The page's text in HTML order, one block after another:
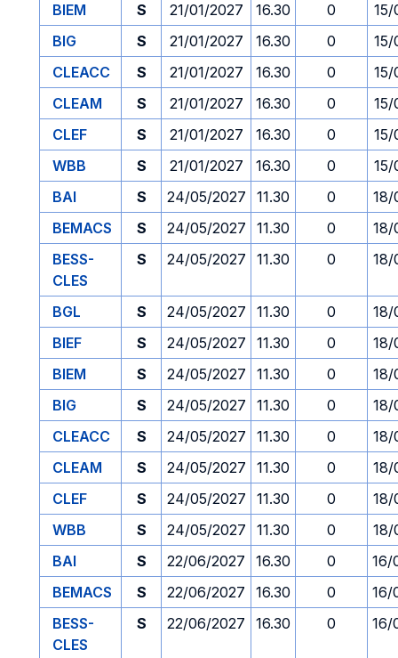
BIEM
S 21/01/2027 16.30 0
15/
BIG
S 21/01/2027 16.30 0
15/
CLEACC
S 21/01/2027 16.30 0
15/
CLEAM
S 21/01/2027 16.30 0
15/
CLEF
S 21/01/2027 16.30 0
15/
WBB
S 21/01/2027 16.30 0
15/
BAI
S 24/05/2027 11.30 0
18/
BEMACS
S 24/05/2027 11.30 0
18/
BESS-
CLES
S 24/05/2027 11.30 0 18/
BGL S 24/05/2027 11.30 0
18/
BIEF
S 24/05/2027 11.30 0
18/
BIEM
S 24/05/2027 11.30 0
18/
BIG
S 24/05/2027 11.30 0
18/
CLEACC
S 24/05/2027 11.30 0
18/
CLEAM
S 24/05/2027 11.30 0
18/
CLEF
S 24/05/2027 11.30 0
18/
WBB
S 24/05/2027 11.30 0
18/
BAI
S 22/06/2027 16.30 0
16/
BEMACS
S 22/06/2027 16.30 0
16/
BESS-
CLES
S 22/06/2027 16.30 0 16/